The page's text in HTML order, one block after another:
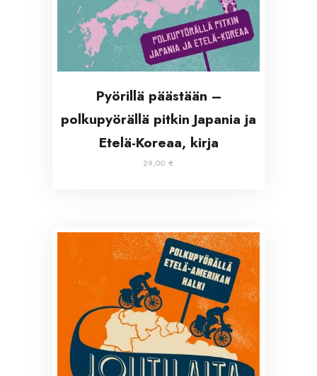
Pyörillä päästään –
polkupyörällä pitkin Japania ja
Etelä-Koreaa, kirja
29,00 €